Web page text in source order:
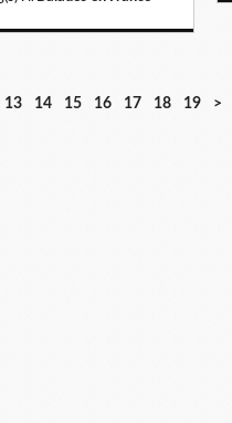
13 14 15 16 17 18 19 >